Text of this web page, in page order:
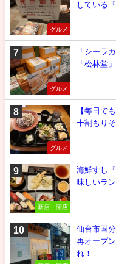
グルメ
している
グルメ
「シーラ
「松林堂
グルメ
【毎日で
十割もり
新店・閉店
海鮮すし
味しいラ
仙台市国
再オープ
れ！